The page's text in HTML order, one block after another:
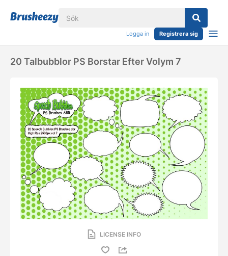
Logga in Registrera sig
20 Talbubblor PS Borstar Efter Volym 7
LICENSE INFO